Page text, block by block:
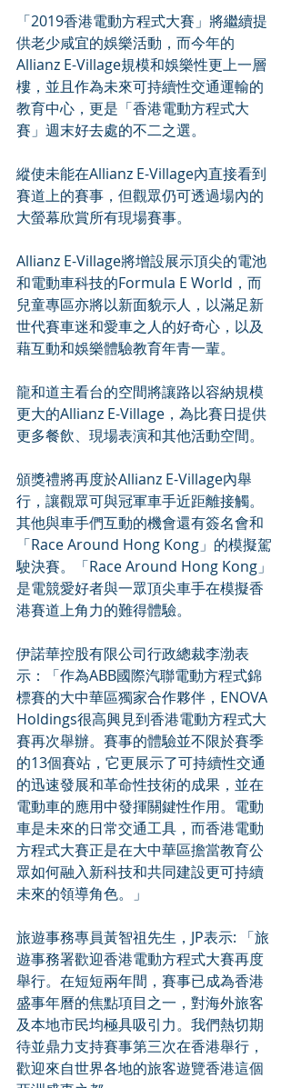
「2019香港電動方程式大賽」將繼續提
供老少咸宜的娛樂活動，而今年的
Allianz E-Village規模和娛樂性更上一層
樓，並且作為未來可持續性交通運輸的
教育中心，更是「香港電動方程式大
賽」週末好去處的不二之選。
縱使未能在Allianz E-Village內直接看到
賽道上的賽事，但觀眾仍可透過場內的
大螢幕欣賞所有現場賽事。
Allianz E-Village將增設展示頂尖的電池
和電動車科技的Formula E World，而
兒童專區亦將以新面貌示人，以滿足新
世代賽車迷和愛車之人的好奇心，以及
藉互動和娛樂體驗教育年青一輩。
龍和道主看台的空間將讓路以容納規模
更大的Allianz E-Village，為比賽日提供
更多餐飲、現場表演和其他活動空間。
頒獎禮將再度於Allianz E-Village內舉
行，讓觀眾可與冠軍車手近距離接觸。
其他與車手們互動的機會還有簽名會和
「Race Around Hong Kong」的模擬駕
駛決賽。「Race Around Hong Kong」
是電競愛好者與一眾頂尖車手在模擬香
港賽道上角力的難得體驗。
伊諾華控股有限公司行政總裁李渤表
示：「作為ABB國際汽聯電動方程式錦
標賽的大中華區獨家合作夥伴，ENOVA
Holdings很高興見到香港電動方程式大
賽再次舉辦。賽事的體驗並不限於賽季
的13個賽站，它更展示了可持續性交通
的迅速發展和革命性技術的成果，並在
電動車的應用中發揮關鍵性作用。電動
車是未來的日常交通工具，而香港電動
方程式大賽正是在大中華區擔當教育公
眾如何融入新科技和共同建設更可持續
未來的領導角色。」
旅遊事務專員黃智祖先生，JP表示: 「旅
遊事務署歡迎香港電動方程式大賽再度
舉行。在短短兩年間，賽事已成為香港
盛事年曆的焦點項目之一，對海外旅客
及本地市民均極具吸引力。我們熱切期
待並鼎力支持賽事第三次在香港舉行，
歡迎來自世界各地的旅客遊覽香港這個